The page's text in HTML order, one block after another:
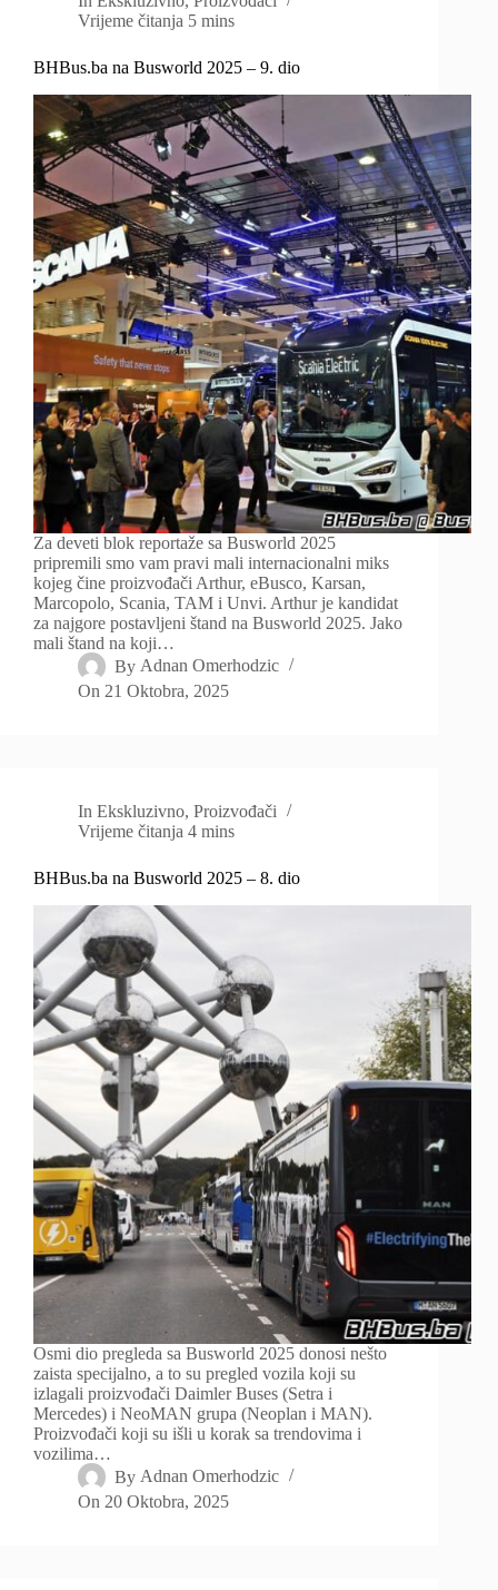
Vrijeme čitanja 5 mins
BHBus.ba na Busworld 2025 – 9. dio
Za deveti blok reportaže sa Busworld 2025
pripremili smo vam pravi mali internacionalni miks
kojeg čine proizvođači Arthur, eBusco, Karsan,
Marcopolo, Scania, TAM i Unvi. Arthur je kandidat
za najgore postavljeni štand na Busworld 2025. Jako
mali štand na koji…
By Adnan Omerhodzic
On 21 Oktobra, 2025
In Ekskluzivno,Proizvođači
Vrijeme čitanja 4 mins
BHBus.ba na Busworld 2025 – 8. dio
Osmi dio pregleda sa Busworld 2025 donosi nešto
zaista specijalno, a to su pregled vozila koji su
izlagali proizvođači Daimler Buses (Setra i
Mercedes) i NeoMAN grupa (Neoplan i MAN).
Proizvođači koji su išli u korak sa trendovima i
vozilima…
By Adnan Omerhodzic
On 20 Oktobra, 2025